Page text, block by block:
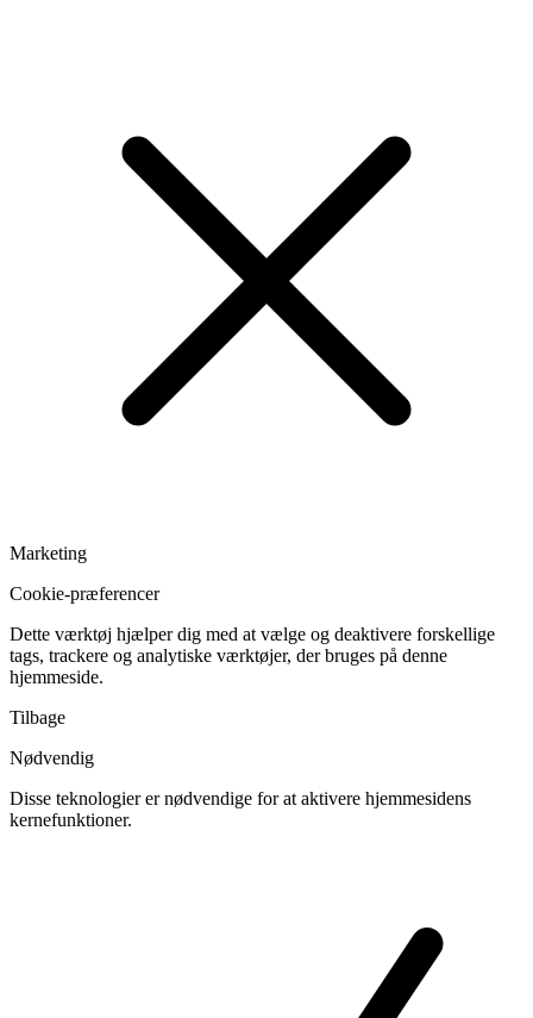
Marketing
Cookie-præferencer
Dette værktøj hjælper dig med at vælge og deaktivere forskellige
tags, trackere og analytiske værktøjer, der bruges på denne
hjemmeside.
Tilbage
Nødvendig
Disse teknologier er nødvendige for at aktivere hjemmesidens
kernefunktioner.